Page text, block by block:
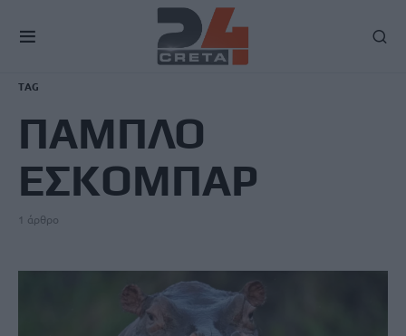
TAG
ΠΑΜΠΛΟ
ΕΣΚΟΜΠΑΡ
1 άρθρο